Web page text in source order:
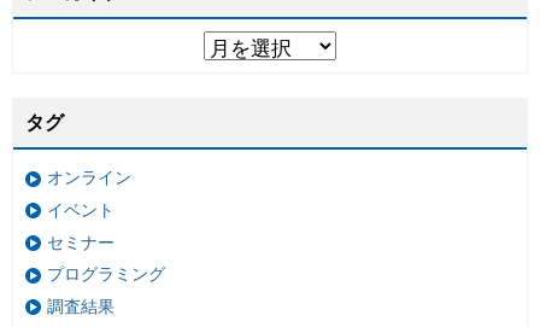
タグ
オンライン
イベント
セミナー
プログラミング
調査結果